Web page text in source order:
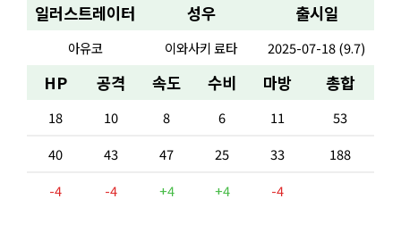
일러스트레이터 성우 출시일
아유코 이와사키 료타 2025-07-18 (9.7)
HP 공격 속도 수비 마방 총합
18 10 8 6 11
53
40
43 47 25 33
188
-4
-4 +4 +4 -4